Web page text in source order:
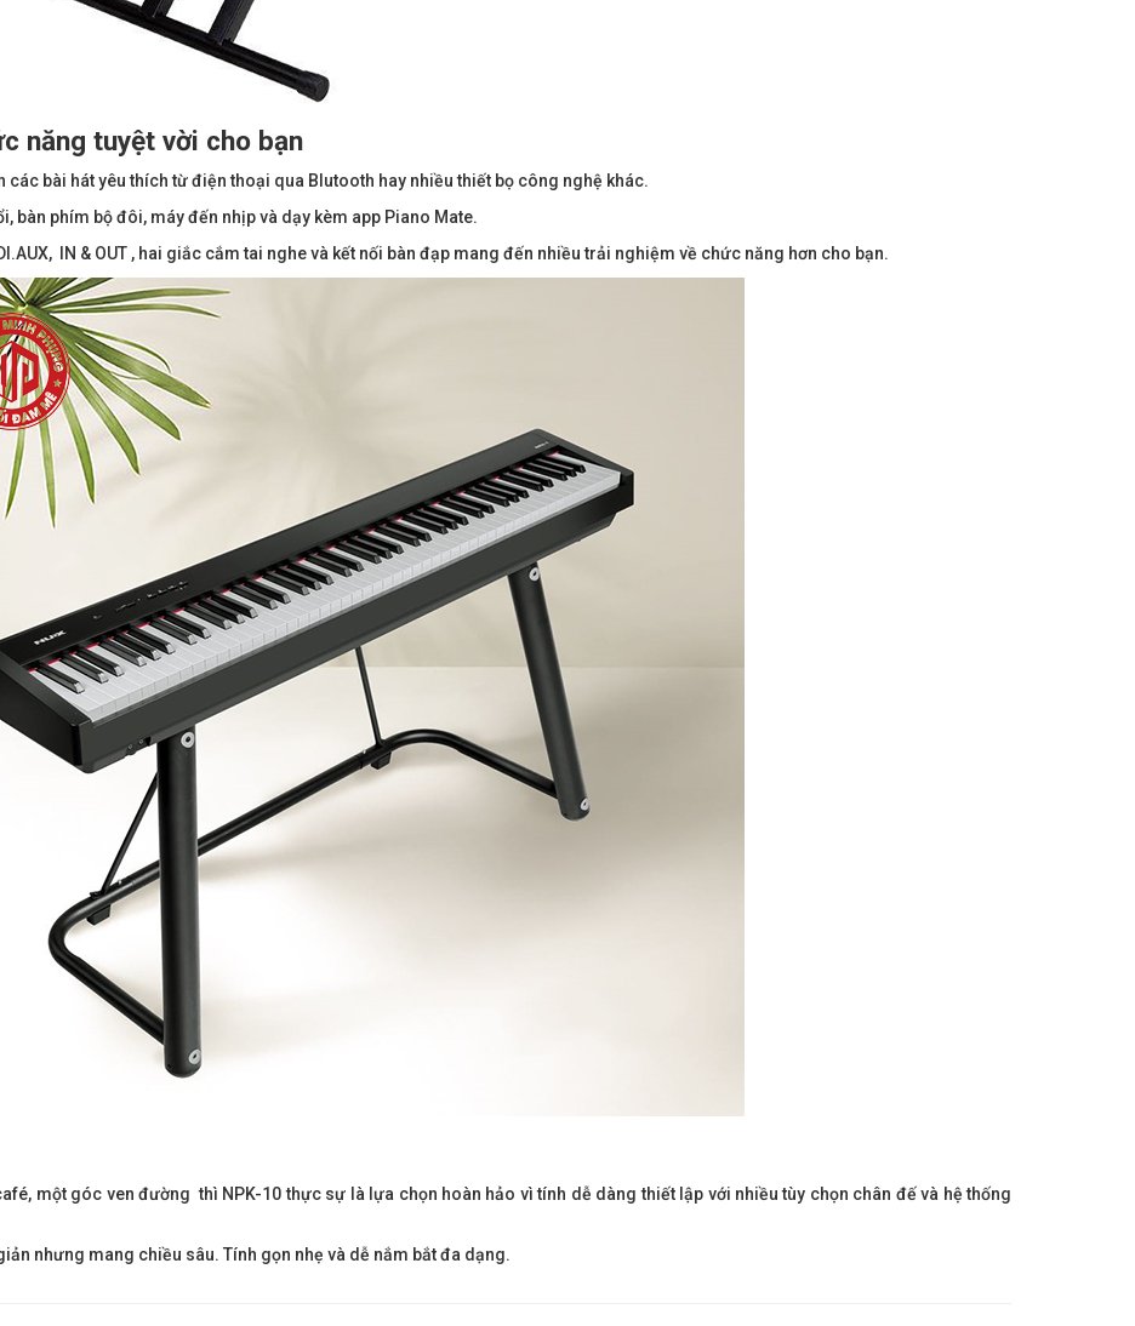
năng tuyệt vời cho bạn
các bài hát yêu thích từ điện thoại qua Blutooth hay nhiều thiết bọ công nghệ khác.
bàn phím bộ đôi, máy đến nhịp và dạy kèm app Piano Mate.
IN & OUT , hai giắc cắm tai nghe và kết nối bàn đạp mang đến nhiều trải nghiệm về chức năng hơn cho bạn.
một góc ven đường thì NPK-10 thực sự là lựa chọn hoàn hảo vì tính dễ dàng thiết lập với nhiều tùy chọn chân đế và hệ thống
nhưng mang chiều sâu. Tính gọn nhẹ và dễ nắm bắt đa dạng.